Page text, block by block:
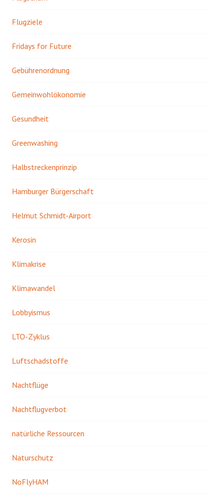
Flugziele
Fridays for Future
Gebührenordnung
Gemeinwohlökonomie
Gesundheit
Greenwashing
Halbstreckenprinzip
Hamburger Bürgerschaft
Helmut Schmidt-Airport
Kerosin
Klimakrise
Klimawandel
Lobbyismus
LTO-Zyklus
Luftschadstoffe
Nachtflüge
Nachtflugverbot
natürliche Ressourcen
Naturschutz
NoFlyHAM